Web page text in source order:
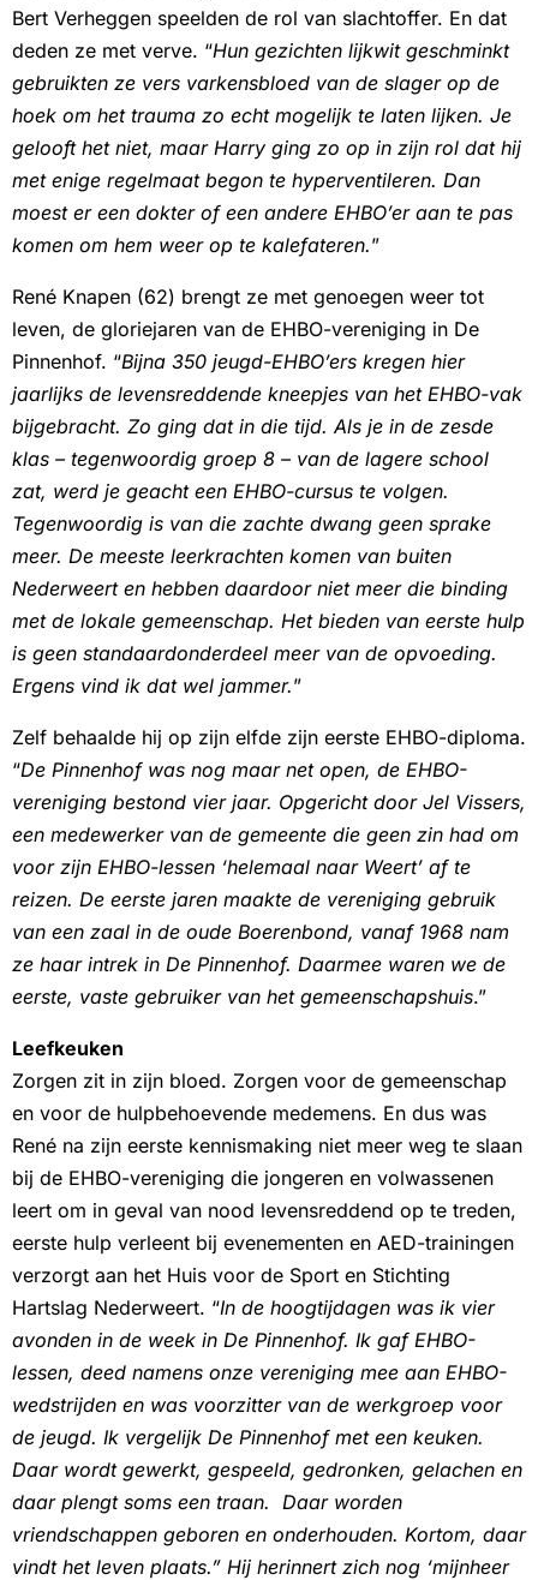
Bert Verheggen speelden de rol van slachtoffer. En dat
deden ze met verve. “Hun gezichten lijkwit geschminkt
gebruikten ze vers varkensbloed van de slager op de
hoek om het trauma zo echt mogelijk te laten lijken. Je
gelooft het niet, maar Harry ging zo op in zijn rol dat hij
met enige regelmaat begon te hyperventileren. Dan
moest er een dokter of een andere EHBO’er aan te pas
komen om hem weer op te kalefateren.”
René Knapen (62) brengt ze met genoegen weer tot
leven, de gloriejaren van de EHBO-vereniging in De
Pinnenhof. “Bijna 350 jeugd-EHBO’ers kregen hier
jaarlijks de levensreddende kneepjes van het EHBO-vak
bijgebracht. Zo ging dat in die tijd. Als je in de zesde
klas – tegenwoordig groep 8 – van de lagere school
zat, werd je geacht een EHBO-cursus te volgen.
Tegenwoordig is van die zachte dwang geen sprake
meer. De meeste leerkrachten komen van buiten
Nederweert en hebben daardoor niet meer die binding
met de lokale gemeenschap. Het bieden van eerste hulp
is geen standaardonderdeel meer van de opvoeding.
Ergens vind ik dat wel jammer.”
Zelf behaalde hij op zijn elfde zijn eerste EHBO-diploma.
“De Pinnenhof was nog maar net open, de EHBO-
vereniging bestond vier jaar. Opgericht door Jel Vissers,
een medewerker van de gemeente die geen zin had om
voor zijn EHBO-lessen ‘helemaal naar Weert’ af te
reizen. De eerste jaren maakte de vereniging gebruik
van een zaal in de oude Boerenbond, vanaf 1968 nam
ze haar intrek in De Pinnenhof. Daarmee waren we de
eerste, vaste gebruiker van het gemeenschapshuis.”
Leefkeuken
Zorgen zit in zijn bloed. Zorgen voor de gemeenschap
en voor de hulpbehoevende medemens. En dus was
René na zijn eerste kennismaking niet meer weg te slaan
bij de EHBO-vereniging die jongeren en volwassenen
leert om in geval van nood levensreddend op te treden,
eerste hulp verleent bij evenementen en AED-trainingen
verzorgt aan het Huis voor de Sport en Stichting
Hartslag Nederweert. “In de hoogtijdagen was ik vier
avonden in de week in De Pinnenhof. Ik gaf EHBO-
lessen, deed namens onze vereniging mee aan EHBO-
wedstrijden en was voorzitter van de werkgroep voor
de jeugd. Ik vergelijk De Pinnenhof met een keuken.
Daar wordt gewerkt, gespeeld, gedronken, gelachen en
daar plengt soms een traan.
Daar worden
vriendschappen geboren en onderhouden. Kortom, daar
vindt het leven plaats.” Hij herinnert zich nog ‘mijnheer